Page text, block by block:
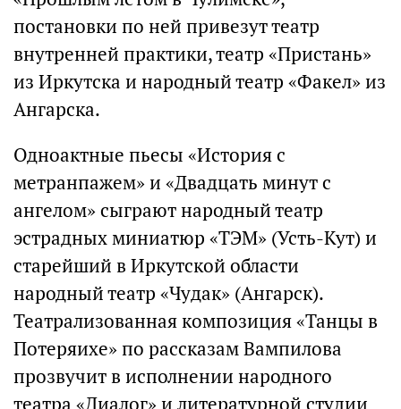
постановки по ней привезут театр
внутренней практики, театр «Пристань»
из Иркутска и народный театр «Факел» из
Ангарска.
Одноактные пьесы «История с
метранпажем» и «Двадцать минут с
ангелом» сыграют народный театр
эстрадных миниатюр «ТЭМ» (Усть-Кут) и
старейший в Иркутской области
народный театр «Чудак» (Ангарск).
Театрализованная композиция «Танцы в
Потеряихе» по рассказам Вампилова
прозвучит в исполнении народного
театра «Диалог» и литературной студии